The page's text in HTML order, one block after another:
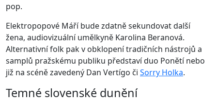
pop.
Elektropopové Máří bude zdatně sekundovat další
žena, audiovizuální umělkyně Karolina Beranová.
Alternativní folk pak v obklopení tradičních nástrojů a
samplů pražskému publiku představí duo Ponětí nebo
již na scéně zavedený Dan Vertígo či Sorry Holka.
Temné slovenské dunění